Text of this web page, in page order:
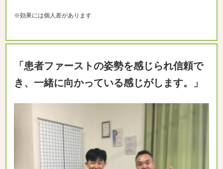
※効果には個人差があります
「患者ファーストの姿勢を感じられ信頼で
き、一緒に向かっている感じがします。」